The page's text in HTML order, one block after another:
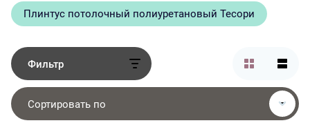
Плинтус потолочный полиуретановый Тесори
Фильтр
Сортировать по